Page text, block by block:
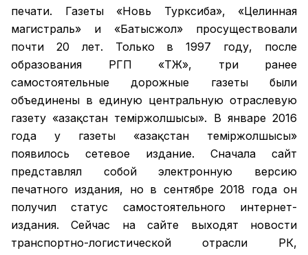
печати. Газеты «Новь Турксиба», «Целинная
магистраль» и «Батысжол» просуществовали
почти 20 лет. Только в 1997 году, после
образования РГП «ҚТЖ», три ранее
самостоятельные дорожные газеты были
объединены в единую центральную отраслевую
газету «Қазақстан темiржолшысы». В январе 2016
года у газеты «Қазақстан теміржолшысы»
появилось сетевое издание. Сначала сайт
представлял собой электронную версию
печатного издания, но в сентябре 2018 года он
получил статус самостоятельного интернет-
издания. Сейчас на сайте выходят новости
транспортно-логистической отрасли РК,